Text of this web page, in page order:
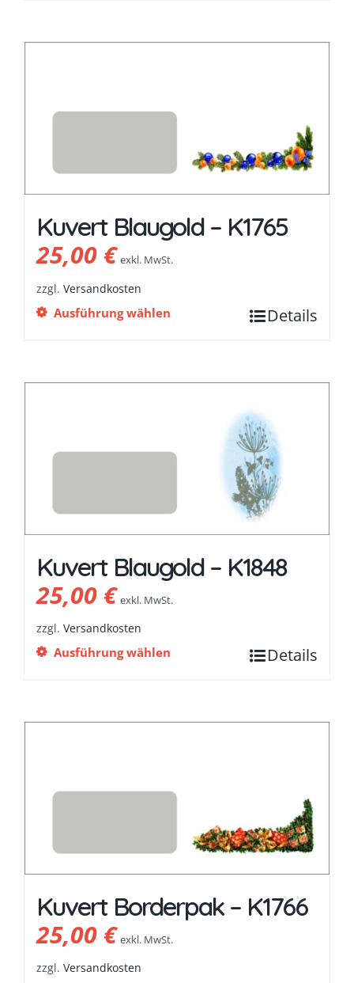
Kuvert Blaugold – K1765
25,00€ exkl. MwSt.
zzgl. Versandkosten
Ausführung wählen Details
Kuvert Blaugold – K1848
25,00€ exkl. MwSt.
zzgl. Versandkosten
Ausführung wählen Details
Kuvert Borderpak – K1766
25,00€ exkl. MwSt.
zzgl. Versandkosten